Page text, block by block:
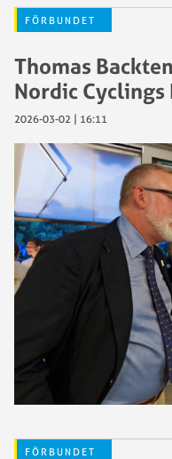
FÖRBUNDET
Thomas
Nordic Cyclings
2026-03-02 | 16:11
FÖRBUNDET